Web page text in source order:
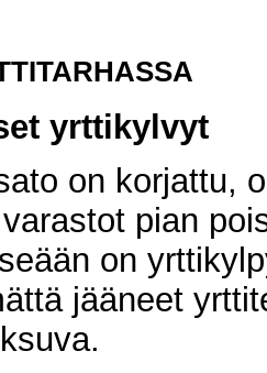
yrttikylvyt
on korjattu,
pian
on
jääneet